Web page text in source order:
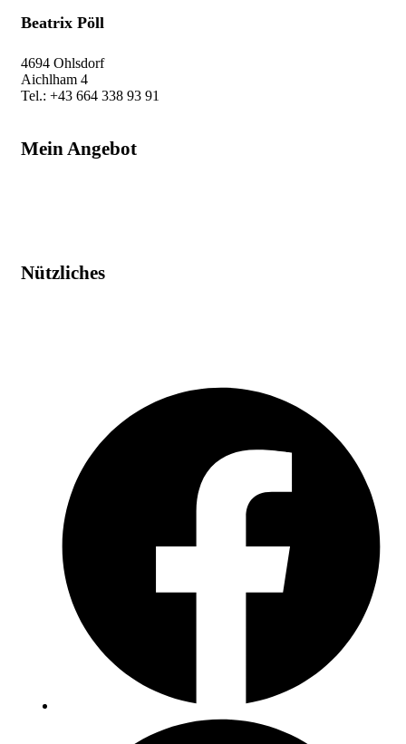
Beatrix Pöll
4694 Ohlsdorf
Aichlham 4
Tel.: +43 664 338 93 91
Mein Angebot
Nützliches